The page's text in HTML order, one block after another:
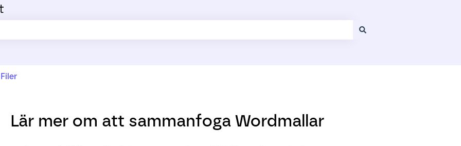
Filer
Lär mer om att sammanfoga Wordmallar